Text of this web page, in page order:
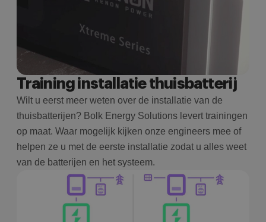
Training installatie thuisbatterij
Wilt u eerst meer weten over de installatie van de
thuisbatterijen? Bolk Energy Solutions levert trainingen
op maat. Waar mogelijk kijken onze engineers mee of
helpen ze u met de eerste installatie zodat u alles weet
van de batterijen en het systeem.